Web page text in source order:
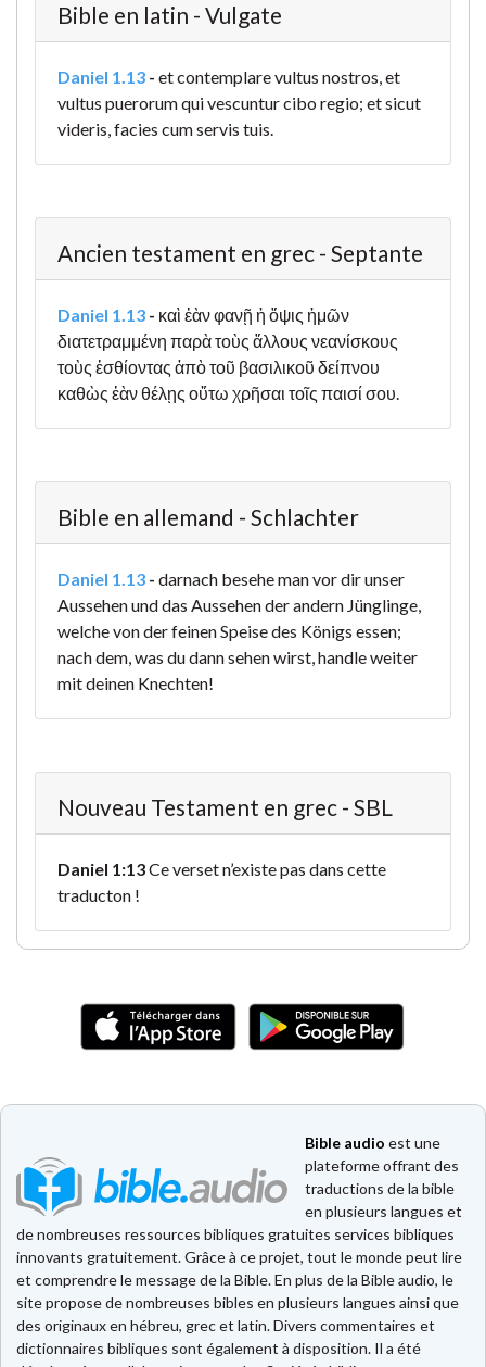
Bible en latin - Vulgate
Daniel 1.13 - et contemplare vultus nostros, et
vultus puerorum qui vescuntur cibo regio; et sicut
videris, facies cum servis tuis.
Ancien testament en grec - Septante
Daniel 1.13 - καὶ ἐὰν φανῇ ἡ ὄψις ἡμῶν
διατετραμμένη παρὰ τοὺς ἄλλους νεανίσκους
τοὺς ἐσθίοντας ἀπὸ τοῦ βασιλικοῦ δείπνου
καθὼς ἐὰν θέλῃς οὕτω χρῆσαι τοῖς παισί σου.
Bible en allemand - Schlachter
Daniel 1.13 - darnach besehe man vor dir unser
Aussehen und das Aussehen der andern Jünglinge,
welche von der feinen Speise des Königs essen;
nach dem, was du dann sehen wirst, handle weiter
mit deinen Knechten!
Nouveau Testament en grec - SBL
Daniel 1:13Ce verset n’existe pas dans cette
traducton !
Bible audio est une
plateforme offrant des
traductions de la bible
en plusieurs langues et
de nombreuses ressources bibliques gratuites services bibliques
innovants gratuitement. Grâce à ce projet, tout le monde peut lire
et comprendre le message de la Bible. En plus de la Bible audio, le
site propose de nombreuses bibles en plusieurs langues ainsi que
des originaux en hébreu, grec et latin. Divers commentaires et
dictionnaires bibliques sont également à disposition. Il a été